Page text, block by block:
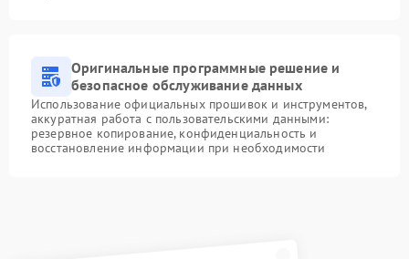
Оригинальные программные решение и
безопасное обслуживание данных
Использование официальных прошивок и инструментов,
аккуратная работа с пользовательскими данными:
резервное копирование, конфиденциальность и
восстановление информации при необходимости